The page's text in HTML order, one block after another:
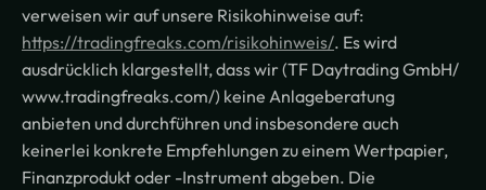
verweisen wir auf unsere Risikohinweise auf:
https://tradingfreaks.com/risikohinweis/. Es wird
ausdrücklich klargestellt, dass wir (TF Daytrading GmbH/
www.tradingfreaks.com/) keine Anlageberatung
anbieten und durchführen und insbesondere auch
keinerlei konkrete Empfehlungen zu einem Wertpapier,
Finanzprodukt oder -Instrument abgeben. Die